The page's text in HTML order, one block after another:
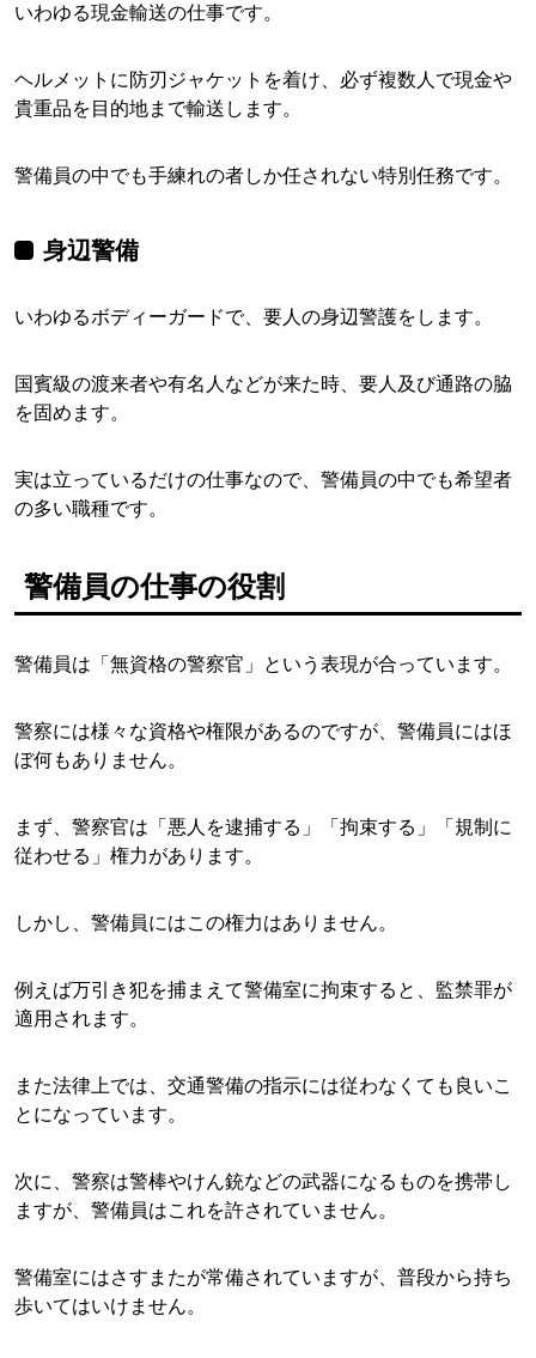
いわゆる現金輸送の仕事です。
ヘルメットに防刃ジャケットを着け、必ず複数人で現金や
貴重品を目的地まで輸送します。
警備員の中でも手練れの者しか任されない特別任務です。
身辺警備
いわゆるボディーガードで、要人の身辺警護をします。
国賓級の渡来者や有名人などが来た時、要人及び通路の脇
を固めます。
実は立っているだけの仕事なので、警備員の中でも希望者
の多い職種です。
警備員の仕事の役割
警備員は「無資格の警察官」という表現が合っています。
警察には様々な資格や権限があるのですが、警備員にはほ
ぼ何もありません。
まず、警察官は「悪人を逮捕する」「拘束する」「規制に
従わせる」権力があります。
しかし、警備員にはこの権力はありません。
例えば万引き犯を捕まえて警備室に拘束すると、監禁罪が
適用されます。
また法律上では、交通警備の指示には従わなくても良いこ
とになっています。
次に、警察は警棒やけん銃などの武器になるものを携帯し
ますが、警備員はこれを許されていません。
警備室にはさすまたが常備されていますが、普段から持ち
歩いてはいけません。